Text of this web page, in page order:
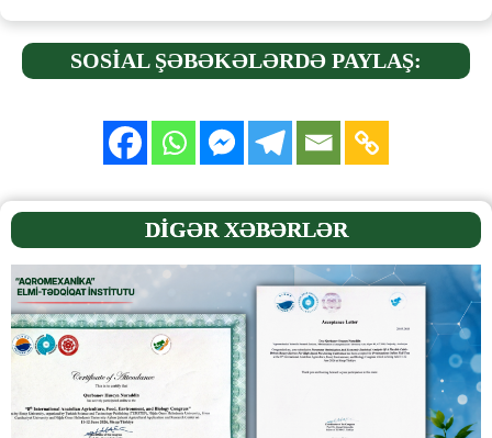
SOSİAL ŞƏBƏKƏLƏRDƏ PAYLAŞ:
DİGƏR XƏBƏRLƏR